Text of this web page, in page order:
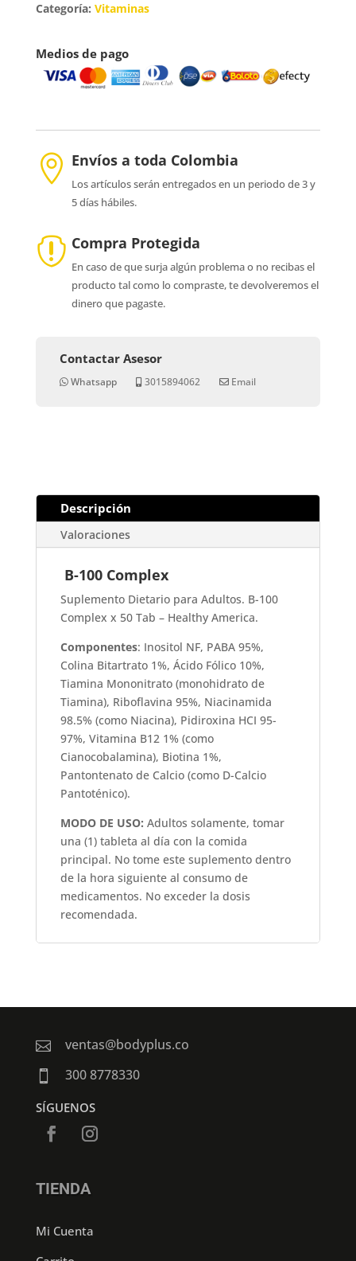
Categoría: Vitaminas
Medios de pago
 Envíos a toda Colombia
Los artículos serán entregados en un periodo de 3 y
5 días hábiles.
 Compra Protegida
En caso de que surja algún problema o no recibas el
producto tal como lo compraste, te devolveremos el
dinero que pagaste.
Contactar Asesor
Whatsapp 3015894062 Email
Descripción
Valoraciones
B-100 Complex
Suplemento Dietario para Adultos. B-100
Complex x 50 Tab – Healthy America.
Componentes: Inositol NF, PABA 95%,
Colina Bitartrato 1%, Ácido Fólico 10%,
Tiamina Mononitrato (monohidrato de
Tiamina), Riboflavina 95%, Niacinamida
98.5% (como Niacina), Pidiroxina HCI 95-
97%, Vitamina B12 1% (como
Cianocobalamina), Biotina 1%,
Pantontenato de Calcio (como D-Calcio
Pantoténico).
MODO DE USO: Adultos solamente, tomar
una (1) tableta al día con la comida
principal. No tome este suplemento dentro
de la hora siguiente al consumo de
medicamentos. No exceder la dosis
recomendada.
 ventas@bodyplus.co
 300 8778330
SÍGUENOS
TIENDA
Mi Cuenta